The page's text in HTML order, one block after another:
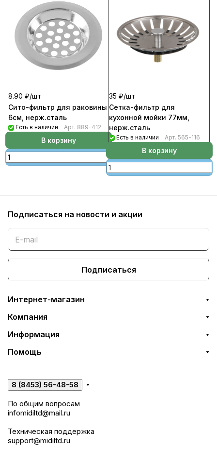
8.90 ₽/шт
Сито-фильтр для раковины
6см, нерж.сталь
Есть в наличии Арт. 889-412
В корзину
35 ₽/шт
Сетка-фильтр для
кухонной мойки 77мм,
нерж.сталь
Есть в наличии Арт. 565-116
В корзину
Подписаться на новости и акции
Подписаться
Интернет-магазин
Компания
Информация
Помощь
8 (8453) 56-48-58
По общим вопросам
infomidiltd@mail.ru
Техническая поддержка
support@midiltd.ru